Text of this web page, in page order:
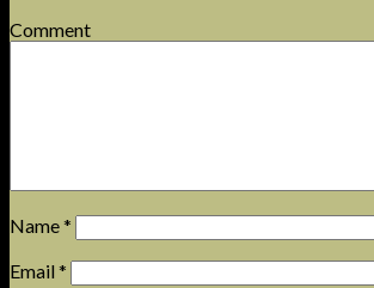
Comment
Name*
Email*